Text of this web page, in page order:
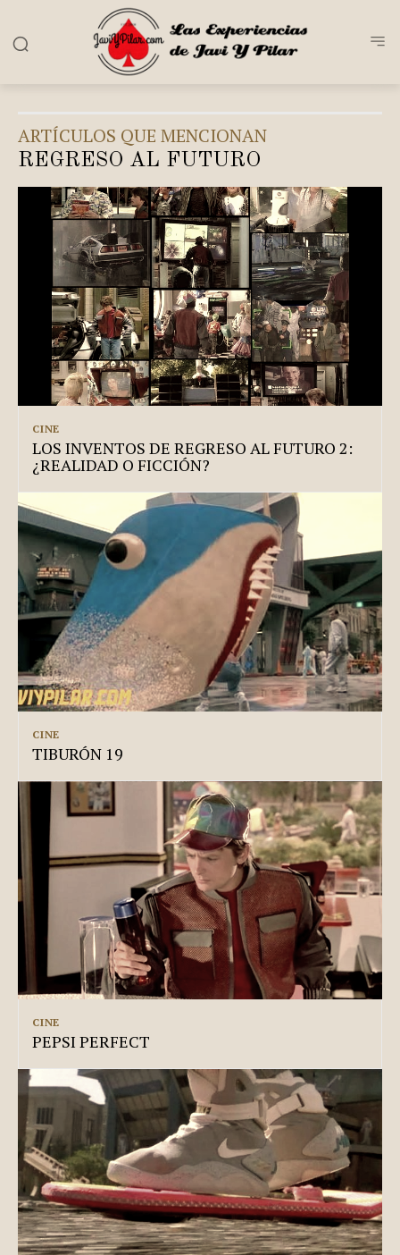
ARTÍCULOS QUE MENCIONAN
REGRESO AL FUTURO
CINE
LOS INVENTOS DE REGRESO AL FUTURO 2:
¿REALIDAD O FICCIÓN?
CINE
TIBURÓN 19
CINE
PEPSI PERFECT